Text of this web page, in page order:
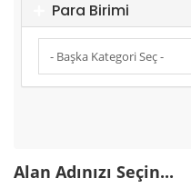
Para Birimi
Alan Adınızı Seçin...